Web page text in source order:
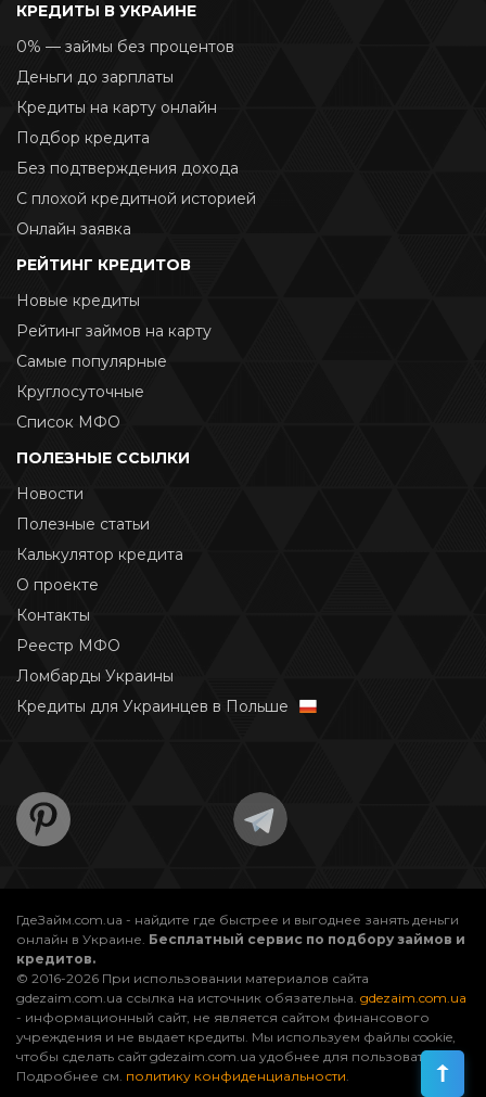
КРЕДИТЫ В УКРАИНЕ
0% — займы без процентов
Деньги до зарплаты
Кредиты на карту онлайн
Подбор кредита
Без подтверждения дохода
С плохой кредитной историей
Онлайн заявка
РЕЙТИНГ КРЕДИТОВ
Новые кредиты
Рейтинг займов на карту
Самые популярные
Круглосуточные
Список МФО
ПОЛЕЗНЫЕ ССЫЛКИ
Новости
Полезные статьи
Калькулятор кредита
О проекте
Контакты
Реестр МФО
Ломбарды Украины
Кредиты для Украинцев в Польше
ГдеЗайм.com.ua - найдите где быстрее и выгоднее занять деньги
онлайн в Украине. Бесплатный сервис по подбору займов и
кредитов.
© 2016-2026 При использовании материалов сайта
gdezaim.com.ua ссылка на источник обязательна. gdezaim.com.ua
- информационный сайт, не является сайтом финансового
учреждения и не выдает кредиты. Мы используем файлы cookie,
чтобы сделать сайт gdezaim.com.ua удобнее для пользователей.
Подробнее см. политику конфиденциальности.